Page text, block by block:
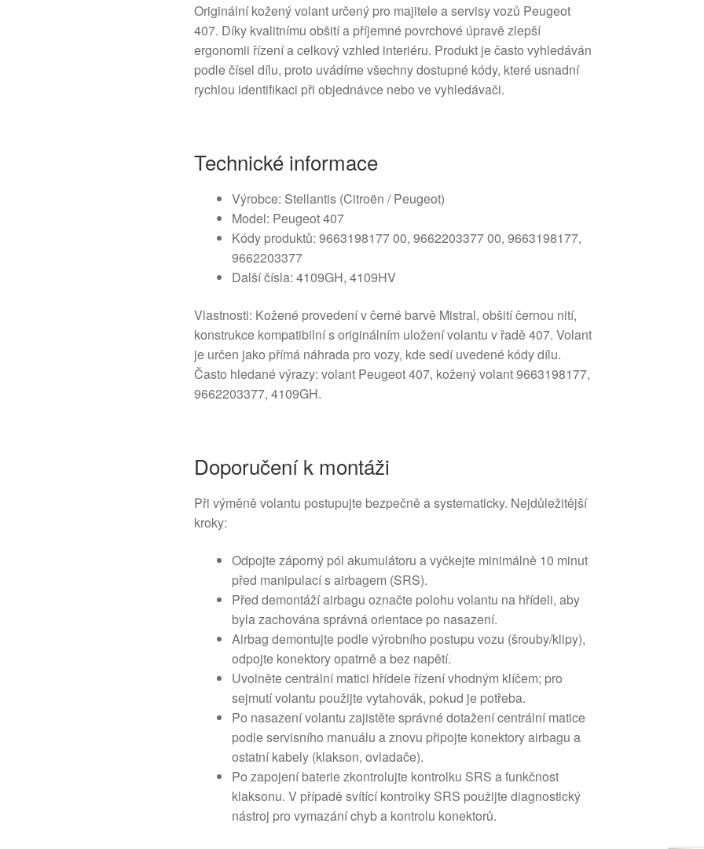
Originální kožený volant určený pro majitele a servisy vozů Peugeot
407. Díky kvalitnímu obšití a příjemné povrchové úpravě zlepší
ergonomii řízení a celkový vzhled interiéru. Produkt je často vyhledáván
podle čísel dílu, proto uvádíme všechny dostupné kódy, které usnadní
rychlou identifikaci při objednávce nebo ve vyhledávači.
Technické informace
Výrobce: Stellantis (Citroën / Peugeot)
Model: Peugeot 407
Kódy produktů: 9663198177 00, 9662203377 00, 9663198177,
9662203377
Další čísla: 4109GH, 4109HV
Vlastnosti: Kožené provedení v černé barvě Mistral, obšití černou nití,
konstrukce kompatibilní s originálním uložení volantu v řadě 407. Volant
je určen jako přímá náhrada pro vozy, kde sedí uvedené kódy dílu.
Často hledané výrazy: volant Peugeot 407, kožený volant 9663198177,
9662203377, 4109GH.
Doporučení k montáži
Při výměně volantu postupujte bezpečně a systematicky. Nejdůležitější
kroky:
Odpojte záporný pól akumulátoru a vyčkejte minimálně 10 minut
před manipulací s airbagem (SRS).
Před demontáží airbagu označte polohu volantu na hřídeli, aby
byla zachována správná orientace po nasazení.
Airbag demontujte podle výrobního postupu vozu (šrouby/klipy),
odpojte konektory opatrně a bez napětí.
Uvolněte centrální matici hřídele řízení vhodným klíčem; pro
sejmutí volantu použijte vytahovák, pokud je potřeba.
Po nasazení volantu zajistěte správné dotažení centrální matice
podle servisního manuálu a znovu připojte konektory airbagu a
ostatní kabely (klakson, ovladače).
Po zapojení baterie zkontrolujte kontrolku SRS a funkčnost
klaksonu. V případě svítící kontrolky SRS použijte diagnostický
nástroj pro vymazání chyb a kontrolu konektorů.